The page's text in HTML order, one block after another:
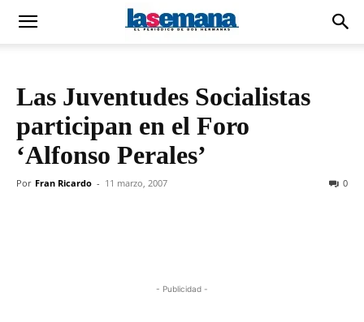
Las Juventudes Socialistas
participan en el Foro
‘Alfonso Perales’
Por Fran Ricardo - 11 marzo, 2007 0
- Publicidad -